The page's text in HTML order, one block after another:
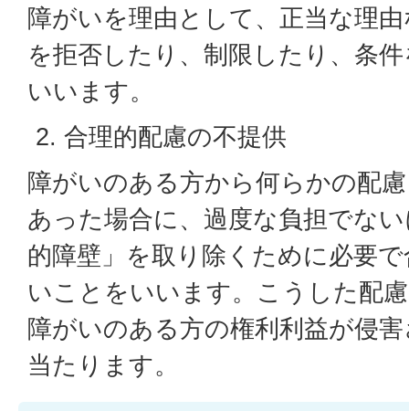
障がいを理由として、正当な理
を拒否したり、制限したり、条
いいます。
合理的配慮の不提供
障がいのある方から何らかの配
あった場合に、過度な負担でな
的障壁」を取り除くために必要
いことをいいます。こうした配
障がいのある方の権利利益が侵
当たります。